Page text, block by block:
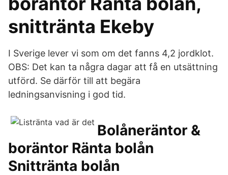
snittränta Ekeby
I Sverige lever vi som om det fanns 4,2 jordklot.
OBS: Det kan ta några dagar att få en utsättning
utförd. Se därför till att begära
ledningsanvisning i god tid.
Bolåneräntor &
boräntor Ränta bolån
Snittränta bolån